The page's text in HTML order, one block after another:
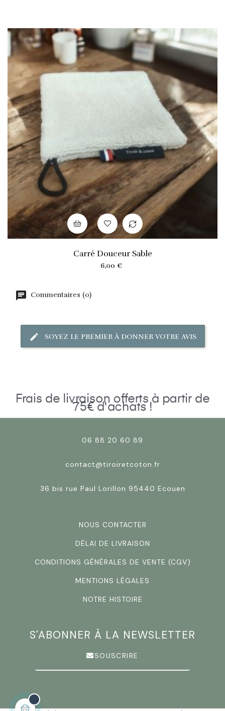
Carré Douceur Sable
Prix
6,00 €
Commentaires (0)
SOYEZ LE PREMIER À DONNER VOTRE AVIS
Frais de livraison offerts à partir de
75€ d'achats !
06 88 20 60 89
contact@tiroiretcoton.fr
36 bis rue Paul Lorillon 95440 Ecouen
NOUS CONTACTER
DÉLAI DE LIVRAISON
CONDITIONS GÉNÉRALES DE VENTE (CGV)
MENTIONS LÉGALES
NOTRE HISTOIRE
S'ABONNER À LA NEWSLETTER
SOUSCRIRE